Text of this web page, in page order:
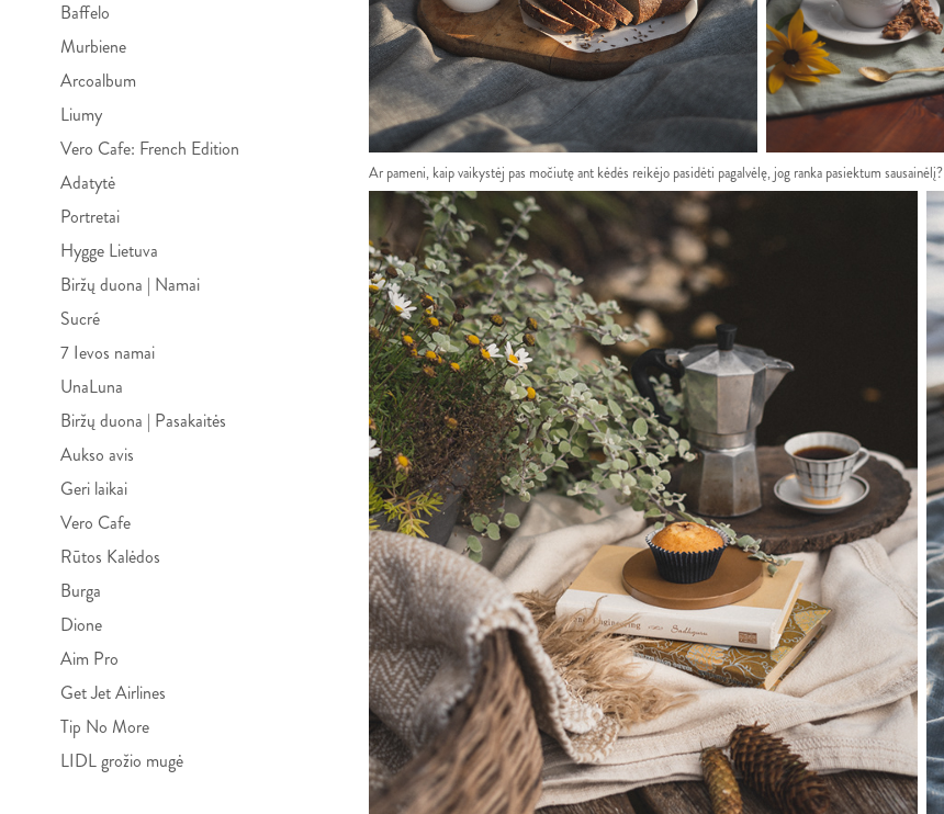
Baffelo
Murbiene
Arcoalbum
Liumy
Vero Cafe: French Edition
Adatytė
Portretai
Hygge Lietuva
Biržų duona | Namai
Sucré
7 Ievos namai
UnaLuna
Biržų duona | Pasakaitės
Aukso avis
Geri laikai
Vero Cafe
Rūtos Kalėdos
Burga
Dione
Aim Pro
Get Jet Airlines
Tip No More
LIDL grožio mugė
Ar pameni, kaip vaikystėj pas močiutę ant kėdės reikėjo pasidėti pagalvėlę, jog ranka pasiektum sausainėlį?